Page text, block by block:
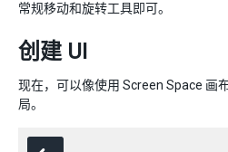
常规移动和旋转工具即可。
创建 UI
现在，可以像使用 Screen Space 画
局。